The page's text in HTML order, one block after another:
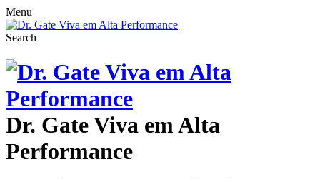
Menu
Search
Dr. Gate Viva em Alta
Performance